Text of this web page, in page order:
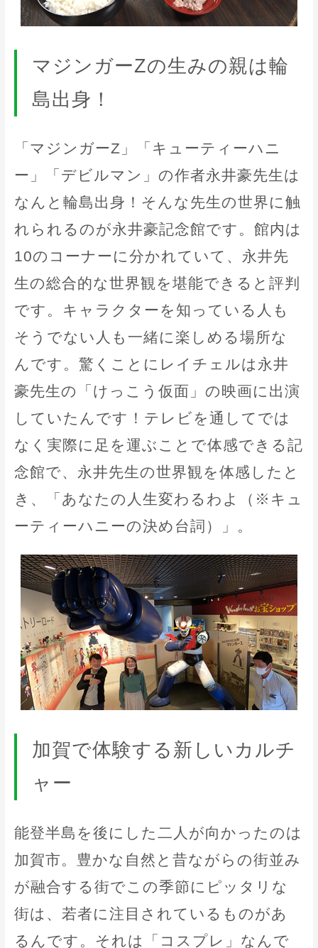
マジンガーZの生みの親は輪
島出身！
「マジンガーZ」「キューティーハニ
ー」「デビルマン」の作者永井豪先生は
なんと輪島出身！そんな先生の世界に触
れられるのが永井豪記念館です。館内は
10のコーナーに分かれていて、永井先
生の総合的な世界観を堪能できると評判
です。キャラクターを知っている人も
そうでない人も一緒に楽しめる場所な
んです。驚くことにレイチェルは永井
豪先生の「けっこう仮面」の映画に出演
していたんです！テレビを通してでは
なく実際に足を運ぶことで体感できる記
念館で、永井先生の世界観を体感したと
き、「あなたの人生変わるわよ（※キュ
ーティーハニーの決め台詞）」。
加賀で体験する新しいカルチ
ャー
能登半島を後にした二人が向かったのは
加賀市。豊かな自然と昔ながらの街並み
が融合する街でこの季節にピッタリな
街は、若者に注目されているものがあ
るんです。それは「コスプレ」なんで